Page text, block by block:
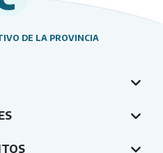
DE LA PROVINCIA